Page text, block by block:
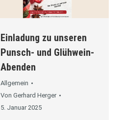
Einladung zu unseren
Punsch- und Glühwein-
Abenden
Allgemein
Von Gerhard Herger
5. Januar 2025